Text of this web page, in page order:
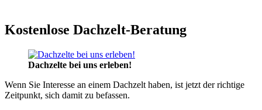
Kostenlose Dachzelt-Beratung
Dachzelte bei uns erleben!
Wenn Sie Interesse an einem Dachzelt haben, ist jetzt der richtige
Zeitpunkt, sich damit zu befassen.